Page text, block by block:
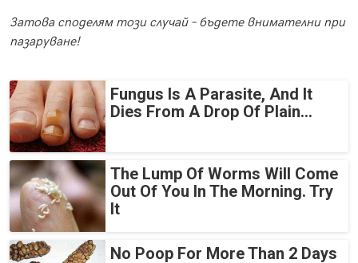
Затова споделям този случай – бъдете внимателни при
пазаруване!
Fungus Is A Parasite, And It
Dies From A Drop Of Plain...
The Lump Of Worms Will Come
Out Of You In The Morning. Try
It
No Poop For More Than 2 Days